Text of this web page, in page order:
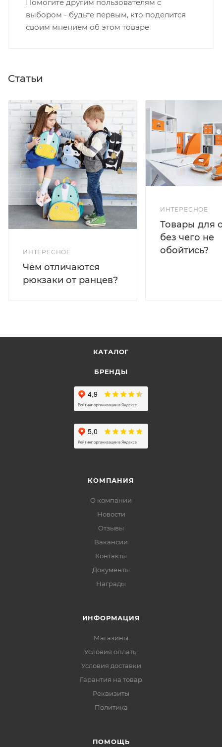
Помогите другим пользователям с
выбором - будьте первым, кто поделится
своим мнением об этом товаре
Статьи
ИНТЕРЕСНОЕ
Чем отличаются
рюкзаки от ранцев?
ИНТЕРЕСНОЕ
Товары для
без чего не
обойтись?
КАТАЛОГ
БРЕНДЫ
КОМПАНИЯ
О компании
Новости
Отзывы
Вакансии
Контакты
Документы
Награды
ИНФОРМАЦИЯ
Магазины
Условия оплаты
Условия доставки
Гарантия на товар
Реквизиты
Политика
ПОМОЩЬ